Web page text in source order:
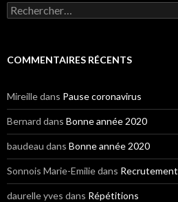
Rechercher :
COMMENTAIRES RÉCENTS
Mireilledans Pause coronavirus
Bernard dans Bonne année 2020
baudeau dans Bonne année 2020
Sonnois Marie-Emiliedans Recrutement
daurelle yves dans Répétitions